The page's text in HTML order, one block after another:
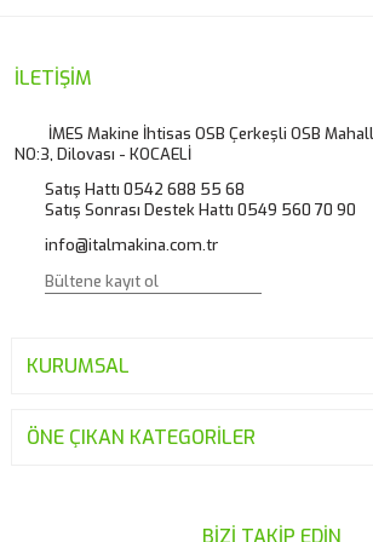
Ürün resmi kalitesiz, bozuk veya
Ürün bilgilerinde hatalar bulunuyor.
Ürün fiyatı diğer sitelerden daha pahalı.
Bu ürüne benzer farklı alternatifler olmalı.
İLETİŞİM
İMES Makine İhtisas OSB Çerkeşli OSB
NO:3, Dilovası - KOCAELİ
Satış Hattı 0542 688 55 68
Satış Sonrası Destek Hattı 0549 560 70 90
info@italmakina.com.tr
KURUMSAL
ÖNE ÇIKAN KATEGORİLER
BİZİ TAKİP EDİN